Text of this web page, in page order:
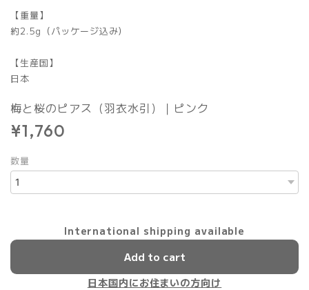
【重量】
約2.5g（パッケージ込み）
【生産国】
日本
梅と桜のピアス（羽衣水引）｜ピンク
¥1,760
数量
International shipping available
Add to cart
日本国内にお住まいの方向け